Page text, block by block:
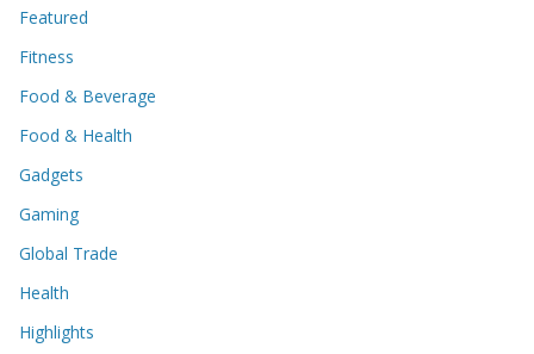
Featured
Fitness
Food & Beverage
Food & Health
Gadgets
Gaming
Global Trade
Health
Highlights